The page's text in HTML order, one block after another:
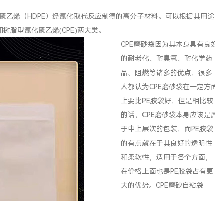
乙烯（HDPE）经氯化取代反应制得的高分子材料。可以根据其用途
脂型氯化聚乙烯(CPE)两大类。
CPE磨砂袋因为其本身具有良
的耐老化、耐臭氧、耐化学药
品、阻燃等诸多的优点，很多
人都认为CPE磨砂袋在一定方
上要比PE胶袋好，但是相比较
的话，CPE磨砂袋本身应该是
于中上层次的包装，而PE胶袋
的有点就在于其良好的透明性
和柔软性，适用于各个方面，
在价格上面也是PE胶袋占有更
大的优势。CPE磨砂自粘袋